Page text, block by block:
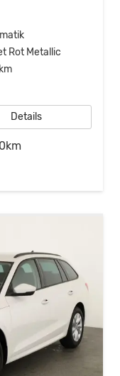
Rot Metallic
Details